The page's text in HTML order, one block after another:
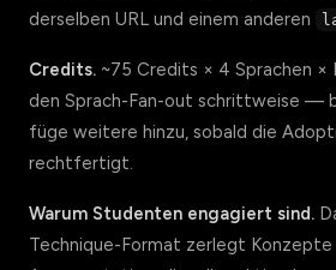
derselben URL und einem anderen
Credits. ~75 Credits × 4 Sprachen ×
den Sprach-Fan-out schrittweise —
füge weitere hinzu, sobald die
rechtfertigt.
Warum Studenten engagiert sind.
Technique-Format zerlegt Konzepte